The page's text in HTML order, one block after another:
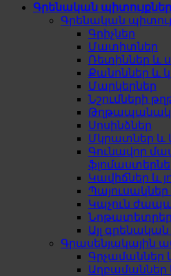
Գրենական պիտույքներ
Գրենական
Գրիչներ
Մատիտներ
Ռետիններ և
Քանոններ և
Մարկերներ
Նշումների
Սոսինձներ
Մկրատներ և
Գունավոր
Կավիճներ և
Կպչուն
Նոթատետրեր
Այլ
Գրասենյակային
Գրչամաններ